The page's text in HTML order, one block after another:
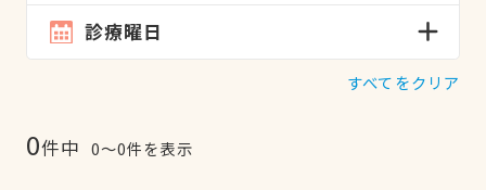
診療曜日
すべてをクリア
0件中 0〜0件を表示